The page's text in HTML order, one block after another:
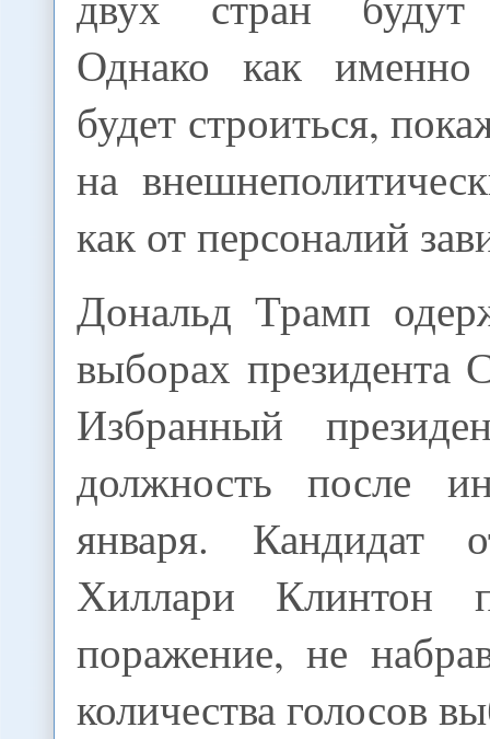
Однако как именно
будет строиться,
на
как от персоналий
Дональд Трамп
выборах
Избранный
должность после
января. Кандидат
Хиллари Клинтон
поражение, не
количества голосов